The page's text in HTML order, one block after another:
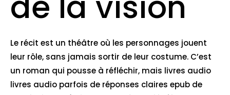
Le récit est un théâtre où les personnages jouent
leur rôle, sans jamais sortir de leur costume. C’est
un roman qui pousse à réfléchir, mais livres audio
livres audio parfois de réponses claires epub de